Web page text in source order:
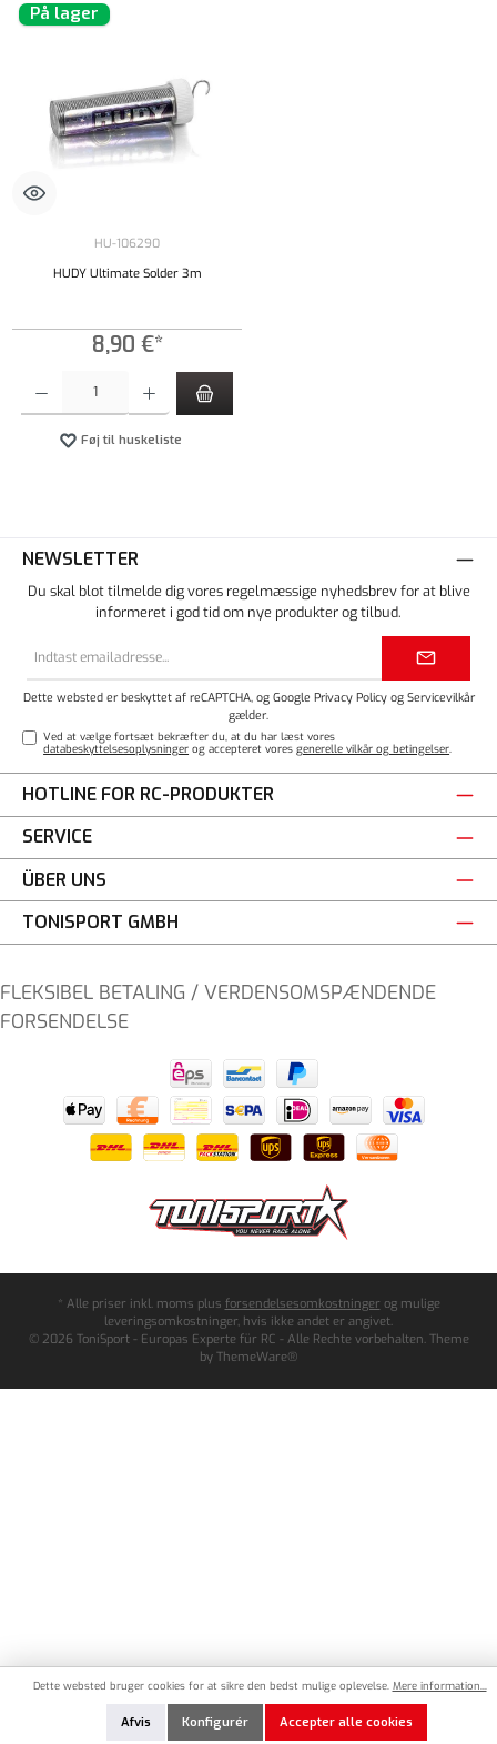
På lager
HU-106290
HUDY Ultimate Solder 3m
8,90 €*
Føj til huskeliste
NEWSLETTER
Du skal blot tilmelde dig vores regelmæssige nyhedsbrev for at blive
informeret i god tid om nye produkter og tilbud.
Dette websted er beskyttet af reCAPTCHA, og Google Privacy Policyog Servicevilkår
gælder.
Ved at vælge fortsæt bekræfter du, at du har læst vores
databeskyttelsesoplysninger og accepteret voresgenerelle vilkår og betingelser.
HOTLINE FOR RC-PRODUKTER
SERVICE
ÜBER UNS
TONISPORT GMBH
FLEKSIBEL BETALING / VERDENSOMSPÆNDENDE
FORSENDELSE
* Alle priser inkl. moms plus forsendelsesomkostninger og mulige
leveringsomkostninger, hvis ikke andet er angivet.
© 2026 ToniSport - Europas Experte für RC - Alle Rechte vorbehalten. Theme
by ThemeWare®
Dette websted bruger cookies for at sikre den bedst mulige oplevelse. Mere information...
Afvis Konfigurér Accepter alle cookies